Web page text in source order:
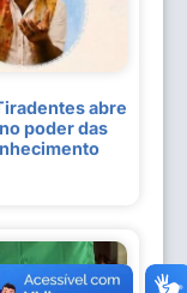
abre
poder das